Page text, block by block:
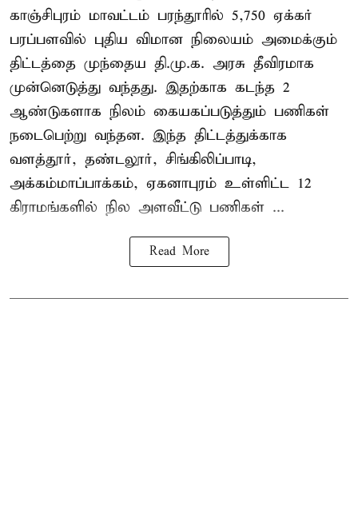
காஞ்சிபுரம் மாவட்டம் பரந்தூரில் 5,750 ஏக்கர்
பரப்பளவில் புதிய விமான நிலையம் அமைக்கும்
திட்டத்தை முந்தைய தி.மு.க. அரசு தீவிரமாக
முன்னெடுத்து வந்தது. இதற்காக கடந்த 2
ஆண்டுகளாக நிலம் கையகப்படுத்தும் பணிகள்
நடைபெற்று வந்தன. இந்த திட்டத்துக்காக
வளத்தூர், தண்டலூர், சிங்கிலிப்பாடி,
அக்கம்மாப்பாக்கம், ஏகனாபுரம் உள்ளிட்ட 12
கிராமங்களில் நில அளவீட்டு பணிகள் ...
Read More